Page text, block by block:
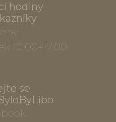
hodiny
10.00–17.00
se